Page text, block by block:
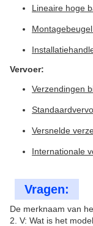
Lineaire hoge
Vervoer:
Verzendingen
Versnelde
Internationale
Vragen:
De merknaam van
2. V: Wat is het